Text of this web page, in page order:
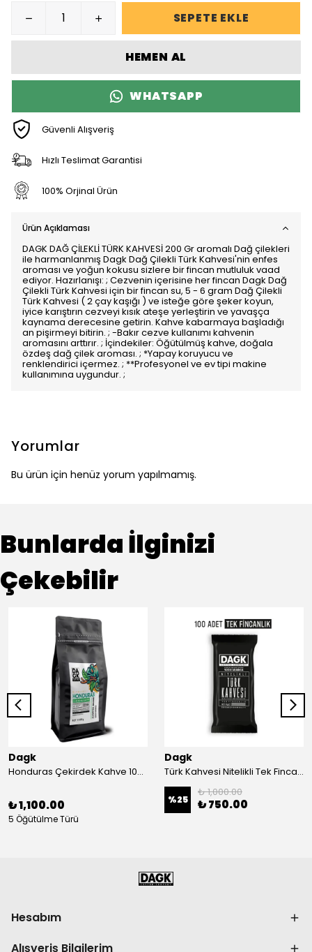
SEPETE EKLE
HEMEN AL
WHATSAPP
Güvenli Alışveriş
Hızlı Teslimat Garantisi
100% Orjinal Ürün
Ürün Açıklaması
DAGK DAĞ ÇİLEKLİ TÜRK KAHVESİ 200 Gr aromalı Dağ çilekleri
ile harmanlanmış Dagk Dağ Çilekli Türk Kahvesi'nin enfes
aroması ve yoğun kokusu sizlere bir fincan mutluluk vaad
ediyor. Hazırlanışı: ; Cezvenin içerisine her fincan Dagk Dağ
Çilekli Türk Kahvesi için bir fincan su, 5 - 6 gram Dağ Çilekli
Türk Kahvesi ( 2 çay kaşığı ) ve isteğe göre şeker koyun,
iyice karıştırın cezveyi kısık ateşe yerleştirin ve yavaşça
kaynama derecesine getirin. Kahve kabarmaya başladığı
an pişirmeyi bitirin. ; -Bakır cezve kullanımı kahvenin
aromasını arttırır. ; İçindekiler: Öğütülmüş kahve, doğala
özdeş dağ çilek aroması. ; *Yapay koruyucu ve
renklendirici içermez. ; **Profesyonel ve ev tipi makine
kullanımına uygundur. ;
Yorumlar
Bu ürün için henüz yorum yapılmamış.
Bunlarda İlginizi
Çekebilir
Dagk
Honduras Çekirdek Kahve 1000g (%100 Arabica)
₺ 1,100.00
5 Öğütülme Türü
Dagk
Türk Kahvesi Nitelikli Tek Fincanlık 6 G X 100 Adet
%25
₺ 1,000.00
₺ 750.00
Hesabım
Alışveriş Bilgilerim